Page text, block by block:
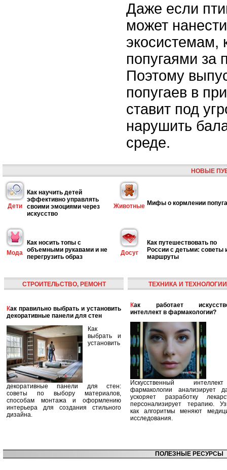
Даже если
может
экосистемам,
попугаями за
Поэтому
попугаев в
ставит под
нарушить
среде.
НОВЫЕ
Дети
Как научить детей
эффективно управлять
своими эмоциями через
искусство
Животные Мифы о кормлении
Мода
Как носить топы с
объемными рукавами и не
перегрузить образ
Досуг
Как путешествовать по
России с детьми: советы
маршруты
СТРОИТЕЛЬСТВО, РЕМОНТ
Как правильно выбрать и установить
декоративные панели для стен
Как
выбрать и
установить
декоративные панели для стен:
советы по выбору материалов,
способам монтажа и оформлению
интерьера для создания стильного
дизайна.
ТЕХНИКА И ТЕХНОЛОГИИ
Как работает искусственный
интеллект в фармакологии?
Искусственный
фармакологии анализирует
ускоряет разработку
персонализирует терапию.
как алгоритмы меняют
исследования.
ПОЛЕЗНЫЕ РЕСУРСЫ